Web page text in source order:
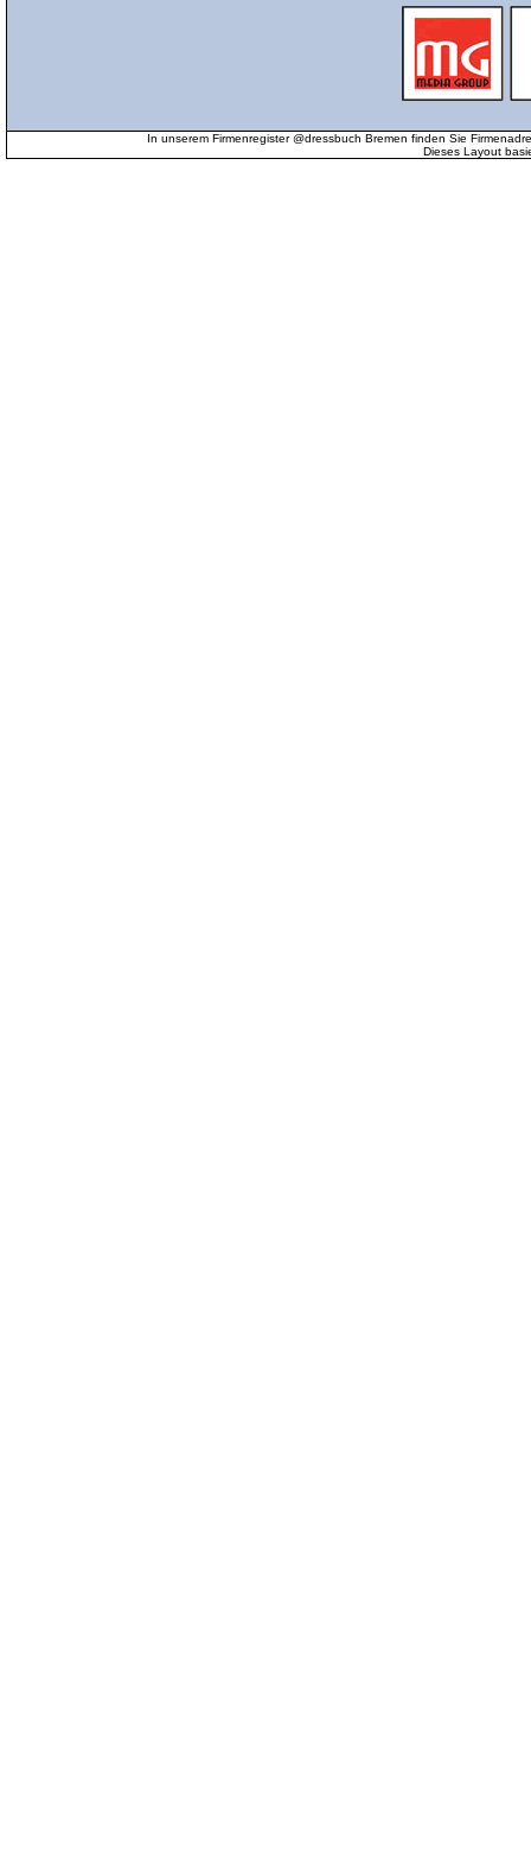
In unserem Firmenregister @dressbuch Bremen finden Sie
Dieses Layout